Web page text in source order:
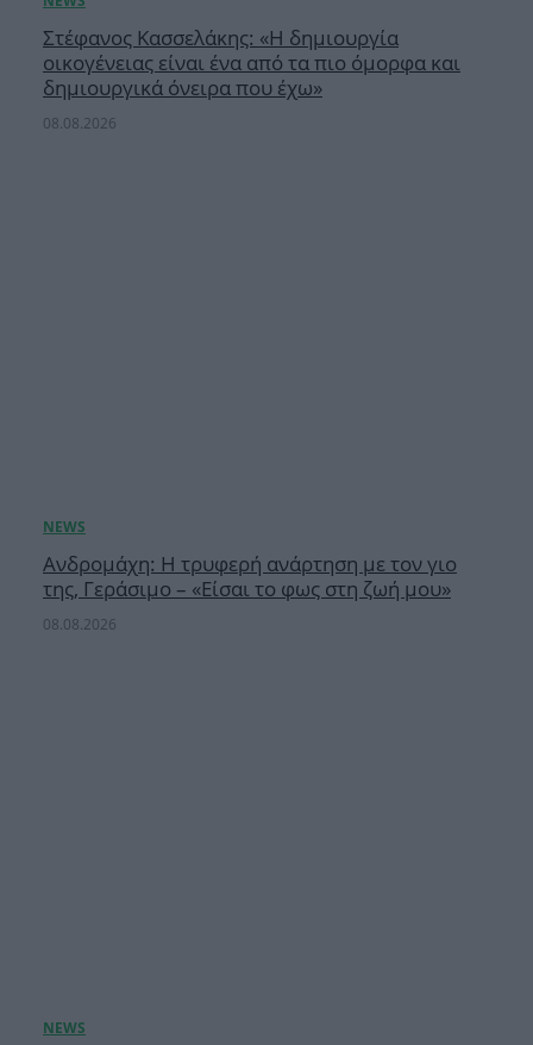
Στέφανος Κασσελάκης: «Η δημιουργία
οικογένειας είναι ένα από τα πιο όμορφα και
δημιουργικά όνειρα που έχω»
08.08.2026
Ανδρομάχη: Η τρυφερή ανάρτηση με τον γιο
της, Γεράσιμο – «Είσαι το φως στη ζωή μου»
08.08.2026